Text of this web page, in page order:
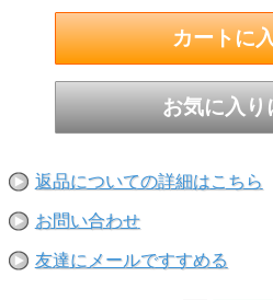
返品についての詳細はこちら
お問い合わせ
友達にメールですすめる